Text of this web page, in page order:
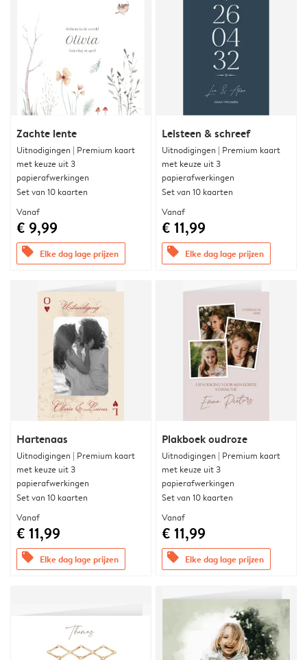
Zachte lente
Uitnodigingen | Premium kaart
met keuze uit 3
papierafwerkingen
Set van 10 kaarten
Vanaf
€ 9,99
offers Elke dag lage prijzen
Leisteen & schreef
Uitnodigingen | Premium kaart
met keuze uit 3
papierafwerkingen
Set van 10 kaarten
Vanaf
€ 11,99
offers Elke dag lage prijzen
Hartenaas
Uitnodigingen | Premium kaart
met keuze uit 3
papierafwerkingen
Set van 10 kaarten
Vanaf
€ 11,99
offers Elke dag lage prijzen
Plakboek oudroze
Uitnodigingen | Premium kaart
met keuze uit 3
papierafwerkingen
Set van 10 kaarten
Vanaf
€ 11,99
offers Elke dag lage prijzen